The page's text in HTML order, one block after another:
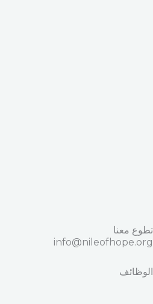
تطوع معنا
info@nileofhope.org
الوظائف